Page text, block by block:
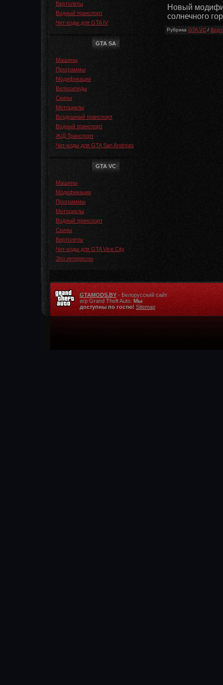
Вертолеты
Водный транспорт
Чит-коды для GTA IV
GTA SA
Машины
Программы
Модификации
Велосипеды
Скины
Мотоциклы
Воздушный транспорт
Водный транспорт
Ж/Д Транспорт
Чит-коды для GTA San Andreas
GTA VC
Машины
Модификации
Программы
Мотоциклы
Водный транспорт
Скины
Вертолеты
Чит-коды для GTA Vice City
Это интересно
Новый
солнечного
Рубрика GTA VC/
GTAMODS.BY - Белорусский сайт
игр Grand Theft Auto. Мы
доступны по гостю! Sitemap